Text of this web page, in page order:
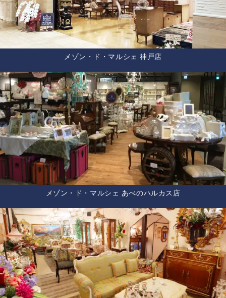
メゾン・ド・マルシェ 神戸店
メゾン・ド・マルシェ あべのハルカス店